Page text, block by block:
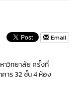
Email
าวิทยาลัย ครั้งที่
าร 32 ชั้น 4 ห้อง